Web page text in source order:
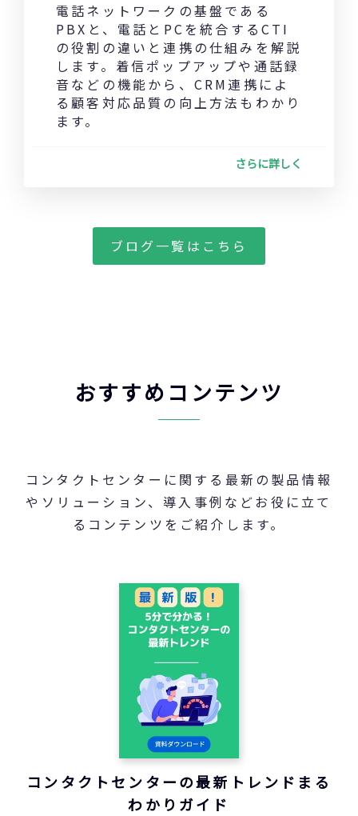
電話ネットワークの基盤である
PBXと、電話とPCを統合するCTI
の役割の違いと連携の仕組みを解説
します。着信ポップアップや通話録
音などの機能から、CRM連携によ
る顧客対応品質の向上方法もわかり
ます。
さらに詳しく
ブログ一覧はこちら
おすすめコンテンツ
コンタクトセンターに関する最新の製品情報
やソリューション、導入事例などお役に立て
るコンテンツをご紹介します。
コンタクトセンターの最新トレンドまる
わかりガイド